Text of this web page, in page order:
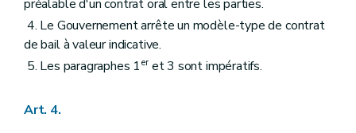
préalable d'un contrat oral entre les parties.
4. Le Gouvernement arrête un modèle-type de contrat
de bail à valeur indicative.
5. Les paragraphes 1eret 3 sont impératifs.
Art. 4.